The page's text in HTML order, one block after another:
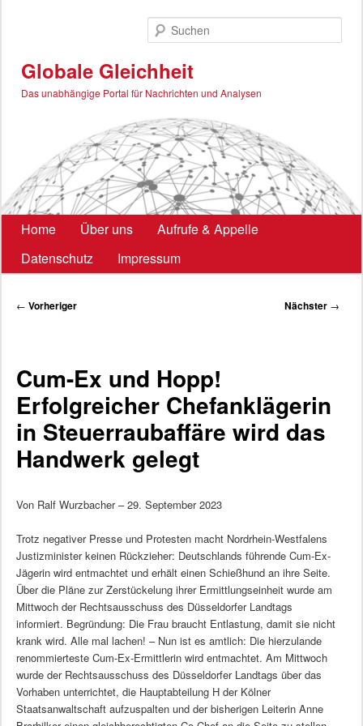
Globale Gleichheit
Das unabhängige Portal für Nachrichten und Analysen
Hauptmenü
Home Über uns
Aufrufe & Appelle
Datenschutz
Impressum
Beitragsnavigation
← Vorheriger Nächster →
Cum-Ex und Hopp!
Erfolgreicher Chefanklägerin
in Steuerraubaffäre wird das
Handwerk gelegt
Von Ralf Wurzbacher – 29. September 2023
Trotz negativer Presse und Protesten macht Nordrhein-Westfalens
Justizminister keinen Rückzieher: Deutschlands führende Cum-Ex-
Jägerin wird entmachtet und erhält einen Schießhund an ihre Seite.
Über die Pläne zur Zerstückelung ihrer Ermittlungseinheit wurde am
Mittwoch der Rechtsausschuss des Düsseldorfer Landtags
informiert. Begründung: Die Frau braucht Entlastung, damit sie nicht
krank wird. Alle mal lachen! – Nun ist es amtlich: Die hierzulande
renommierteste Cum-Ex-Ermittlerin wird entmachtet. Am Mittwoch
wurde der Rechtsausschuss des Düsseldorfer Landtags über das
Vorhaben unterrichtet, die Hauptabteilung H der Kölner
Staatsanwaltschaft aufzuspalten und der bisherigen Leiterin Anne